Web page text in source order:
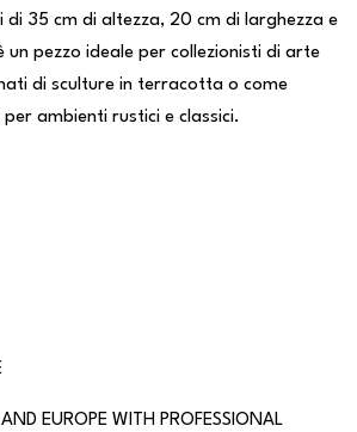
di 35 cm di altezza, 20 cm di larghezza e
un pezzo ideale per collezionisti di arte
di sculture in terracotta o come
ambienti rustici e classici.
EUROPE WITH PROFESSIONAL